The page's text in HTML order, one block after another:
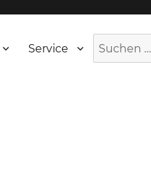
Service
Suche
nach: